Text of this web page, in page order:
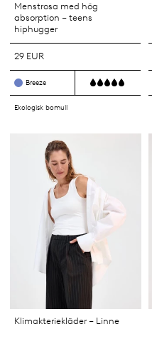
Menstrosa med hög
absorption – teens
hiphugger
29 EUR
Breeze
Ekologisk bomull
Klimakteriekläder – Linne